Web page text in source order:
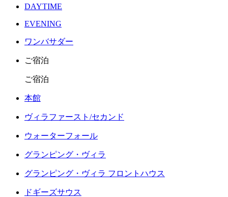
DAYTIME
EVENING
ワンバサダー
ご宿泊
ご宿泊
本館
ヴィラファースト/セカンド
ウォーターフォール
グランピング・ヴィラ
グランピング・ヴィラ フロントハウス
ドギーズサウス